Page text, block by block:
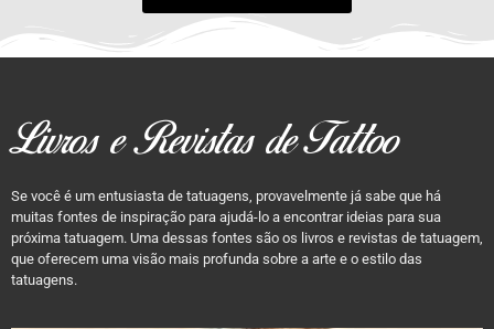
Livros e Revistas de Tattoo
Se você é um entusiasta de tatuagens, provavelmente já sabe que há
muitas fontes de inspiração para ajudá-lo a encontrar ideias para sua
próxima tatuagem. Uma dessas fontes são os livros e revistas de tatuagem,
que oferecem uma visão mais profunda sobre a arte e o estilo das
tatuagens.